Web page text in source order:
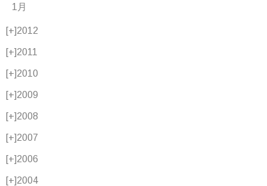
1月
[+]2012
[+]2011
[+]2010
[+]2009
[+]2008
[+]2007
[+]2006
[+]2004